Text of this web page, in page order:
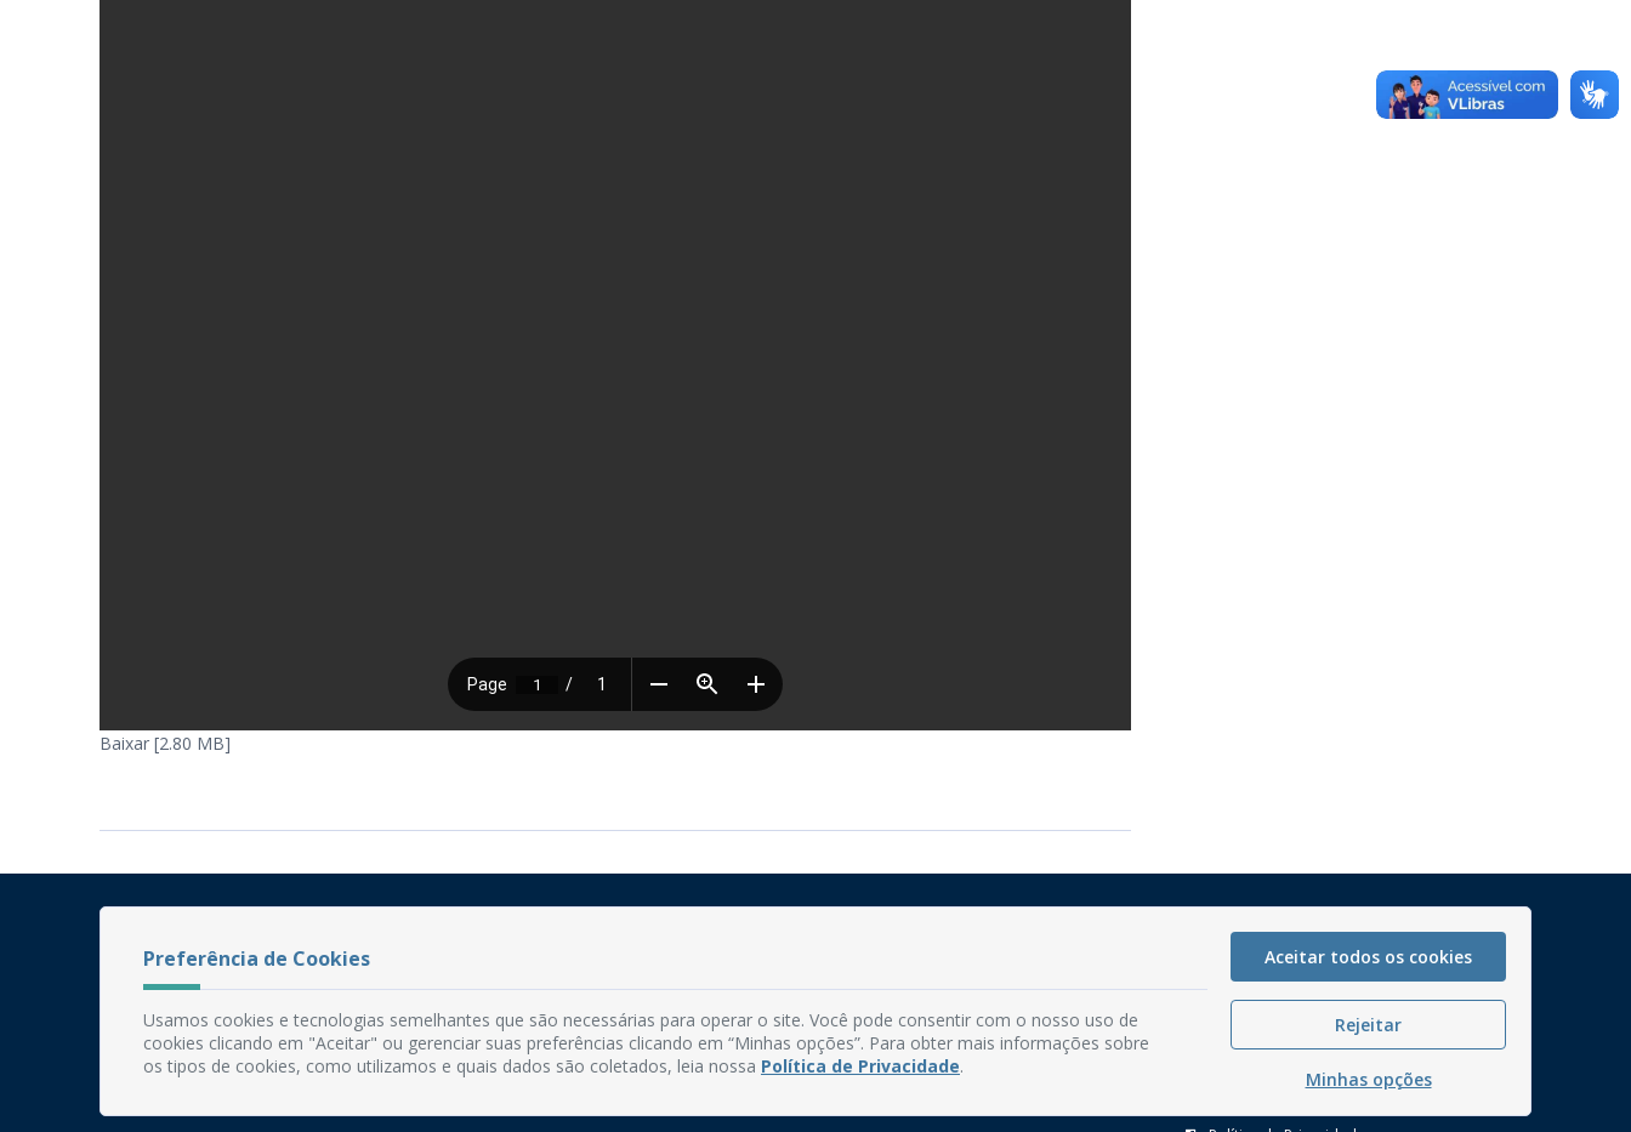
Baixar [2.80 MB]
Fone: (83) 3292-2246
Email: comunicacao@mamanguape.pb.gov.br
Expediente: Segunda à Sexta, das 08h às 13h
Perguntas frequentes
Preferência de Cookies
Usamos cookies e tecnologias semelhantes que são necessárias para operar o site. Você pode consentir com o nosso uso de
cookies clicando em "Aceitar" ou gerenciar suas preferências clicando em “Minhas opções”. Para obter mais informações sobre
os tipos de cookies, como utilizamos e quais dados são coletados, leia nossa Política de Privacidade.
Aceitar todos os cookies
Rejeitar
Minhas opções